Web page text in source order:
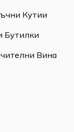
Кутии
Бутилки
Вина